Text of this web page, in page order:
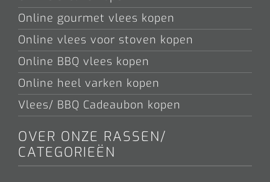
Online gourmet vlees kopen
Online vlees voor stoven kopen
Online BBQ vlees kopen
Online heel varken kopen
Vlees/ BBQ Cadeaubon kopen
OVER ONZE RASSEN/
CATEGORIEËN